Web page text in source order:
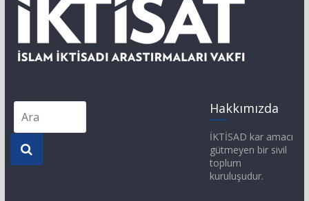
Hakkımızda
İKTİSAD kar amacı
gütmeyen bir sivil
toplum
kuruluşudur.